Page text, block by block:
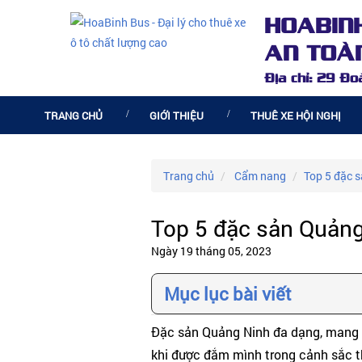
AN
Địa chỉ: 29
TRANG CHỦ GIỚI THIỆU THUÊ XE HỘI NGHỊ
Trang chủ Cẩm nang Top 5 đặc
Top 5 đặc sản
Ngày 19 tháng 05, 2023
Mục lục bài viết
Đặc sản Quảng Ninh đa dạng,
khi được đắm mình trong cảnh sắc